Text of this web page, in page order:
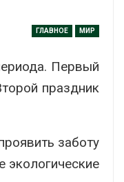
ГЛАВНОЕ МИР
Первый
праздник
заботу
экологические
и почти
северные
набирают вес
запустит сбор
для приютов